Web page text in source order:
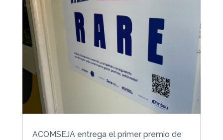
ACOMSEJA entrega el primer premio de